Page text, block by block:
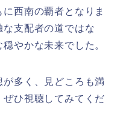
西南の覇者となりま
支配者の道ではな
やかな未来でした。
多く、見どころも満
ひ視聴してみてくだ